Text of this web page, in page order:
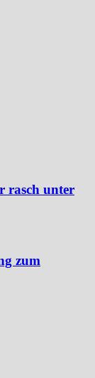
rasch unter
zum